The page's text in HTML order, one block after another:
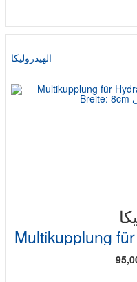
الهيدروليكا
Multikupplung